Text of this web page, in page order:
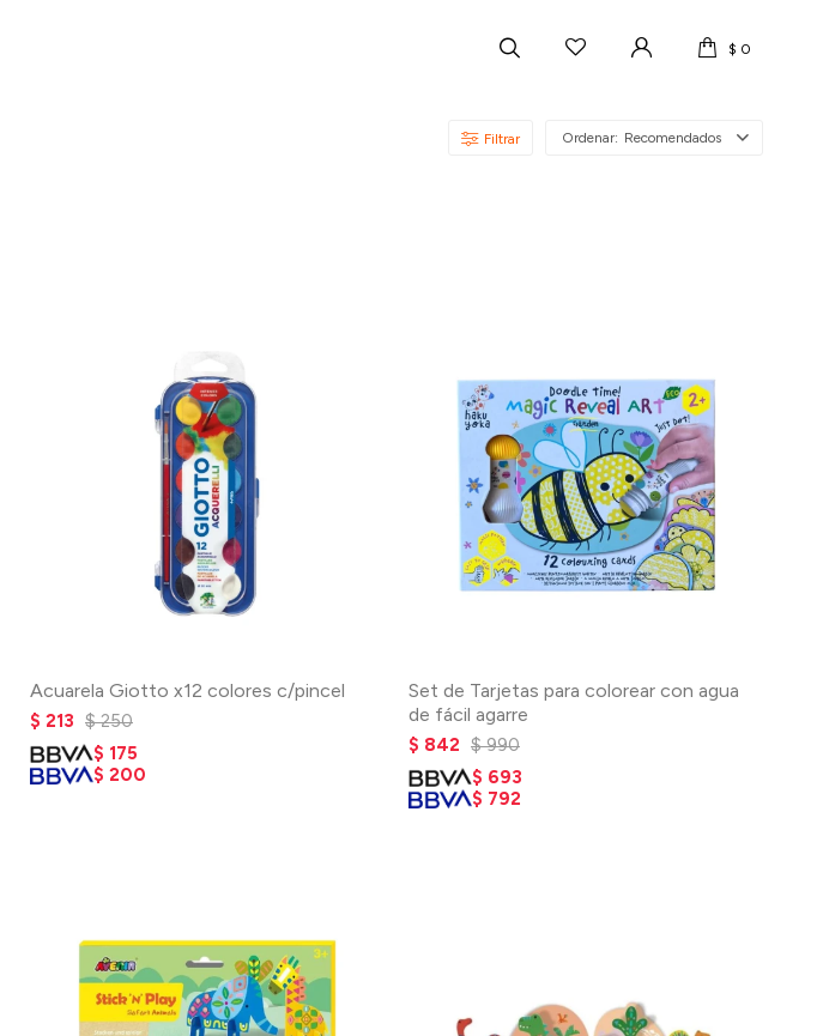
$ 0
Recomendados
Acuarela Giotto x12 colores c/pincel
$ 213 $ 250
$ 175
$ 200
Set de Tarjetas para colorear con agua
de fácil agarre
$ 842 $ 990
$ 693
$ 792